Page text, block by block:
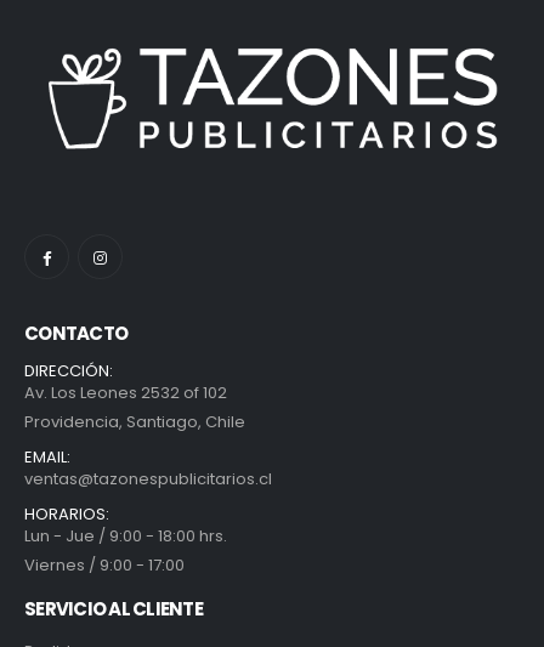
CONTACTO
DIRECCIÓN:
Av. Los Leones 2532 of 102
Providencia, Santiago, Chile
EMAIL:
ventas@tazonespublicitarios.cl
HORARIOS:
Lun - Jue / 9:00 - 18:00 hrs.
Viernes / 9:00 - 17:00
SERVICIO AL CLIENTE